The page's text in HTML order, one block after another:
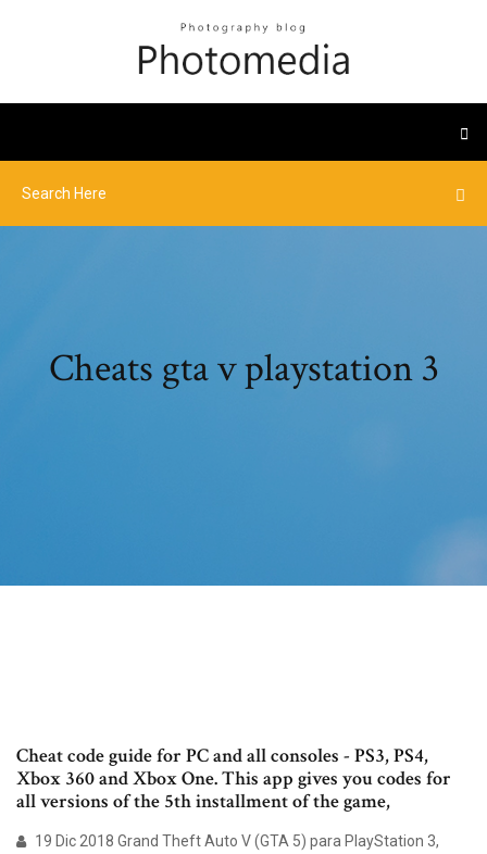
Cheats gta v playstation 3
Cheat code guide for PC and all consoles - PS3, PS4,
Xbox 360 and Xbox One. This app gives you codes for
all versions of the 5th installment of the game,
19 Dic 2018 Grand Theft Auto V (GTA 5) para PlayStation 3,